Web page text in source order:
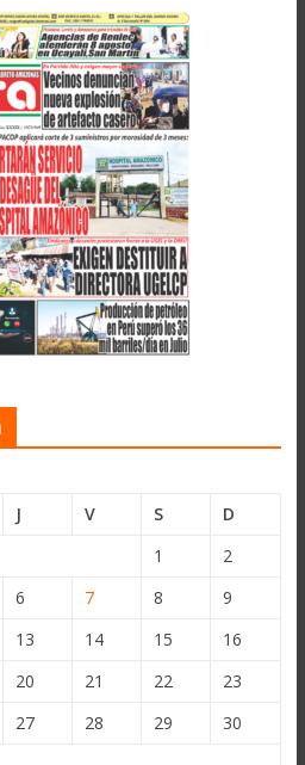
J V S
D
1
2
6 7 8
9
13 14 15
16
20 21 22
23
27 28 29
30